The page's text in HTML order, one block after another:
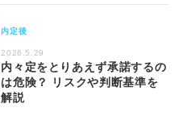
内定後
2026.5.29
内々定をとりあえず承諾するの
は危険？ リスクや判断基準を
解説